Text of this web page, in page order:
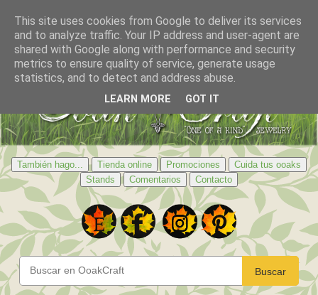
También hago... Tienda online Promociones
Cuida tus ooaks
Stands
Comentarios Contacto
Buscar
This site uses cookies from Google to deliver its services
and to analyze traffic. Your IP address and user-agent are
shared with Google along with performance and security
metrics to ensure quality of service, generate usage
statistics, and to detect and address abuse.
LEARN MORE GOT IT